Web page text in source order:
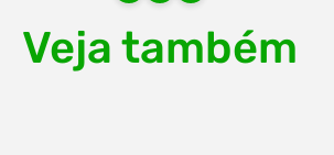
Veja também